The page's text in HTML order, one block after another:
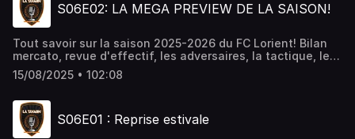
S06E02: LA MEGA PREVIEW DE LA SAISON!
Tout savoir sur la saison 2025-2026 du FC Lorient! Bilan
mercato, revue d'effectif, les adversaires, la tactique, le
calendrier: Julien, Pierrot et Raphaël analysent en détail
tous les aspects pour bien comprendre les merlus version
adversaire de la saison avec Leo @panenkAJA qui viendra
tout nous dire sur l'AJ Auxerre.________LA TAVARN EN
DIRECT AU CINEVILLE DE LORIENT avec un premier invité
15/08/2025 • 102:08
S06E01 : Reprise estivale